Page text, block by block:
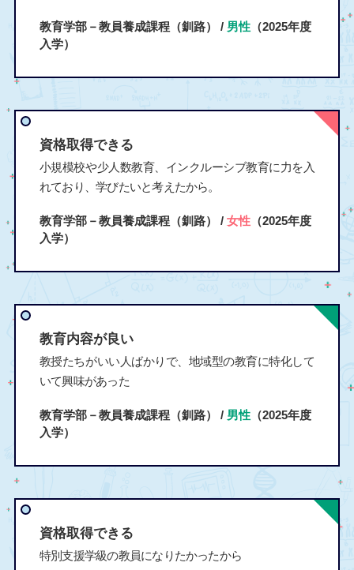
教育学部－教員養成課程（釧路） / 男性（2025年度
入学）
資格取得できる
小規模校や少人数教育、インクルーシブ教育に力を入
れており、学びたいと考えたから。
教育学部－教員養成課程（釧路） / 女性（2025年度
入学）
教育内容が良い
教授たちがいい人ばかりで、地域型の教育に特化して
いて興味があった
教育学部－教員養成課程（釧路） / 男性（2025年度
入学）
資格取得できる
特別支援学級の教員になりたかったから